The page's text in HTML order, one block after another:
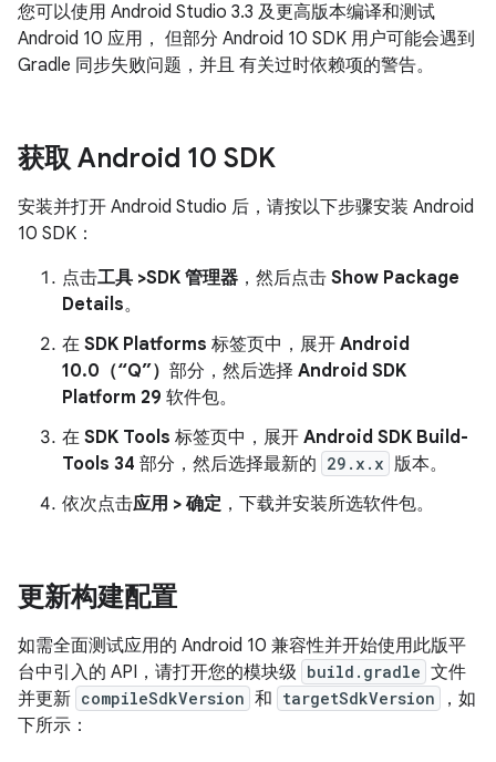
您可以使用 Android Studio 3.3 及更高版本编译和测试
Android 10 应用， 但部分 Android 10 SDK 用户可能会遇到
Gradle 同步失败问题，并且 有关过时依赖项的警告。
获取 Android 10 SDK
安装并打开 Android Studio 后，请按以下步骤安装 Android
10 SDK：
点击工具 >SDK 管理器 ，然后点击 Show Package
Details。
在 SDK Platforms 标签页中，展开 Android
10.0（“Q”） 部分，然后选择 Android SDK
Platform 29 软件包。
在 SDK Tools 标签页中，展开 Android SDK Build-
Tools 34 部分，然后选择最新的 29.x.x 版本。
依次点击应用 > 确定 ，下载并安装所选软件包。
更新构建配置
如需全面测试应用的 Android 10 兼容性并开始使用此版平
台中引入的 API，请打开您的模块级 build.gradle 文件
并更新 compileSdkVersion 和 targetSdkVersion
，如
下所示：